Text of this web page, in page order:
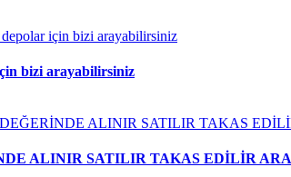
bizi arayabilirsiniz
ALINIR SATILIR TAKAS EDİLİR